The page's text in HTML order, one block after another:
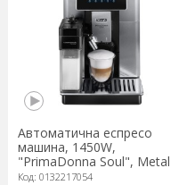
Автоматична еспресо
машина, 1450W,
"PrimaDonna Soul", Metal
Black - DeLonghi
Код: 0132217054